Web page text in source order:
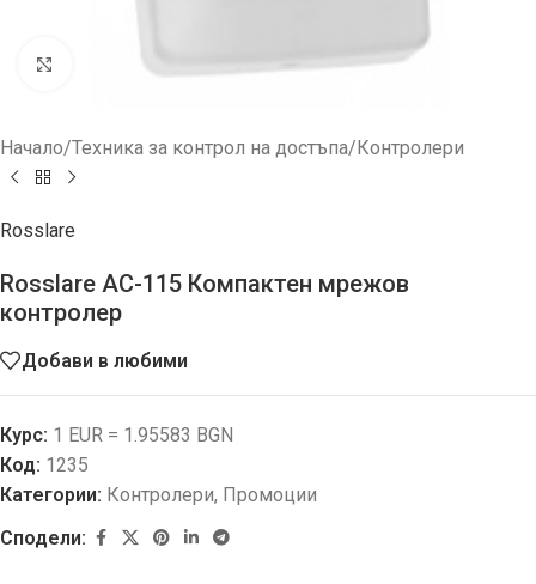
Увеличи
Начало/Техника за контрол на достъпа/Контролери
Rosslare
Rosslare AC-115 Компактен мрежов
контролер
Добави в любими
Курс: 1 EUR = 1.95583 BGN
Код: 1235
Категории: Контролери, Промоции
Сподели: